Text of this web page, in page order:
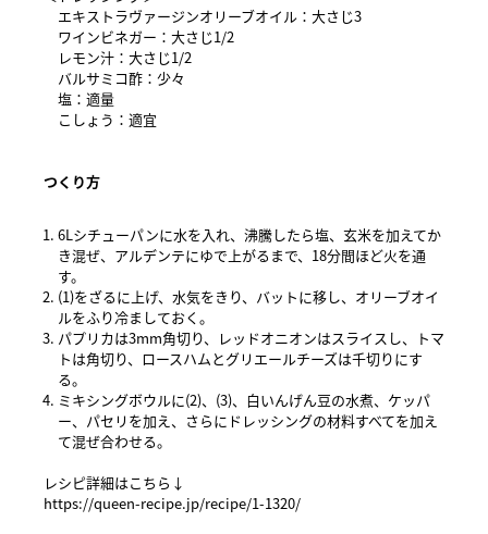
エキストラヴァージンオリーブオイル：大さじ3
ワインビネガー：大さじ1/2
レモン汁：大さじ1/2
バルサミコ酢：少々
塩：適量
こしょう：適宜
つくり方
6Lシチューパンに水を入れ、沸騰したら塩、玄米を加えてか
き混ぜ、アルデンテにゆで上がるまで、18分間ほど火を通
す。
(1)をざるに上げ、水気をきり、バットに移し、オリーブオイ
ルをふり冷ましておく。
パプリカは3mm角切り、レッドオニオンはスライスし、トマ
トは角切り、ロースハムとグリエールチーズは千切りにす
る。
ミキシングボウルに(2)、(3)、白いんげん豆の水煮、ケッパ
ー、パセリを加え、さらにドレッシングの材料すべてを加え
て混ぜ合わせる。
レシピ詳細はこちら↓
https://queen-recipe.jp/recipe/1-1320/